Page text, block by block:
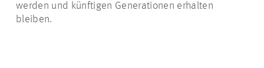
werden und künftigen Generationen erhalten
bleiben.